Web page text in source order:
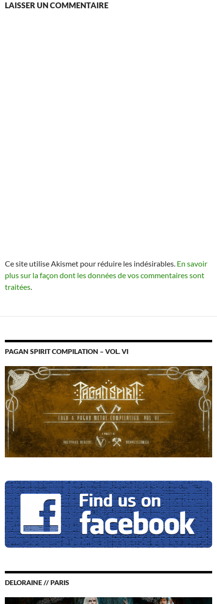
LAISSER UN COMMENTAIRE
Ce site utilise Akismet pour réduire les indésirables. En savoir
plus sur la façon dont les données de vos commentaires sont
traitées.
PAGAN SPIRIT COMPILATION – VOL. VI
DELORAINE // PARIS